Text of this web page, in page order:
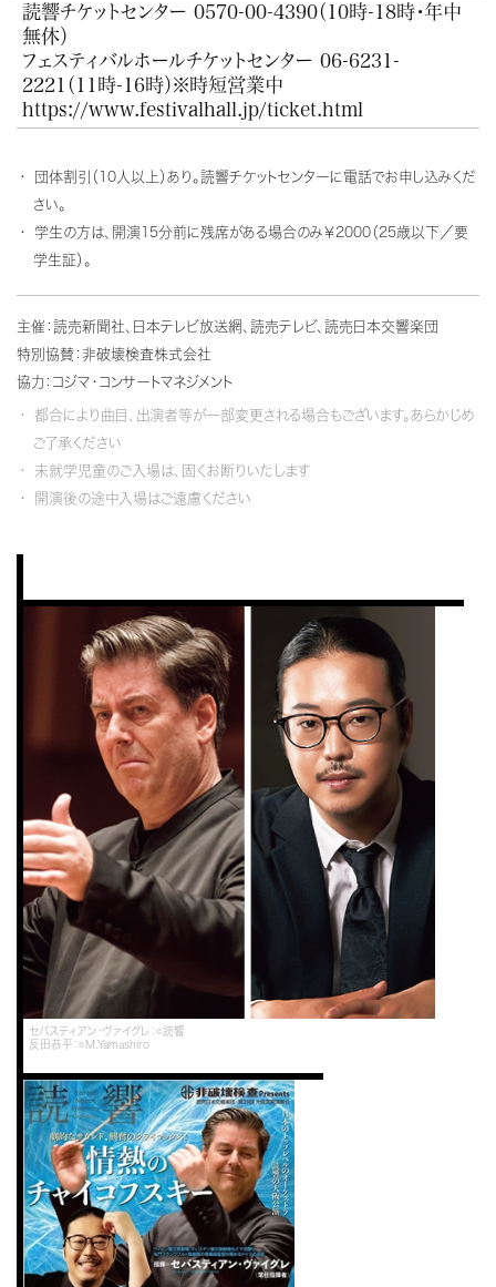
読響チケットセンター 0570-00-4390（10時-18時・年中
無休）
フェスティバルホールチケットセンター 06-6231-
2221 （11時-16時）※時短営業中
https://www.festivalhall.jp/ticket.html
団体割引（10人以上）あり。読響チケットセンターに電話でお申し込みくだ
さい。
学生の方は、開演15分前に残席がある場合のみ￥2000（25歳以下／要
学生証）。
主催：読売新聞社、日本テレビ放送網、読売テレビ、読売日本交響楽団
特別協賛：非破壊検査株式会社
協力：コジマ・コンサートマネジメント
都合により曲目、出演者等が一部変更される場合もございます。あらかじめ
ご了承ください
未就学児童のご入場は、固くお断りいたします
開演後の途中入場はご遠慮ください
セバスティアン・ヴァイグレ：©読響
反田恭平：©M.Yamashiro